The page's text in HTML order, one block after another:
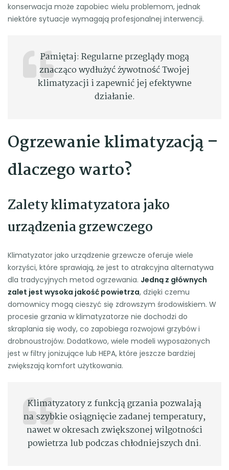
konserwacja może zapobiec wielu problemom, jednak
niektóre sytuacje wymagają profesjonalnej interwencji.
Pamiętaj: Regularne przeglądy mogą
znacząco wydłużyć żywotność Twojej
klimatyzacji i zapewnić jej efektywne
działanie.
Ogrzewanie klimatyzacją –
dlaczego warto?
Zalety klimatyzatora jako
urządzenia grzewczego
Klimatyzator jako urządzenie grzewcze oferuje wiele
korzyści, które sprawiają, że jest to atrakcyjna alternatywa
dla tradycyjnych metod ogrzewania. Jedną z głównych
zalet jest wysoka jakość powietrza, dzięki czemu
domownicy mogą cieszyć się zdrowszym środowiskiem. W
procesie grzania w klimatyzatorze nie dochodzi do
skraplania się wody, co zapobiega rozwojowi grzybów i
drobnoustrojów. Dodatkowo, wiele modeli wyposażonych
jest w filtry jonizujące lub HEPA, które jeszcze bardziej
zwiększają komfort użytkowania.
Klimatyzatory z funkcją grzania pozwalają
na szybkie osiągnięcie zadanej temperatury,
nawet w okresach zwiększonej wilgotności
powietrza lub podczas chłodniejszych dni.